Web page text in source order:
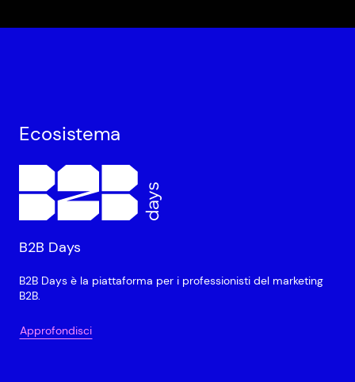
Ecosistema
B2B Days
B2B Days è la piattaforma per i professionisti del marketing
B2B.
Approfondisci